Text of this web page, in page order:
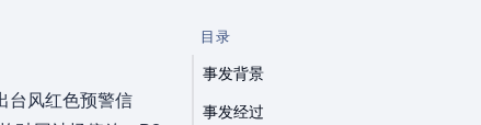
台风红色预警信
目录
事发背景
事发经过